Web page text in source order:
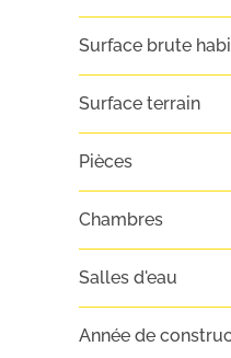
Surface brute
Surface terrain
Pièces
Chambres
Salles d'eau
Année de